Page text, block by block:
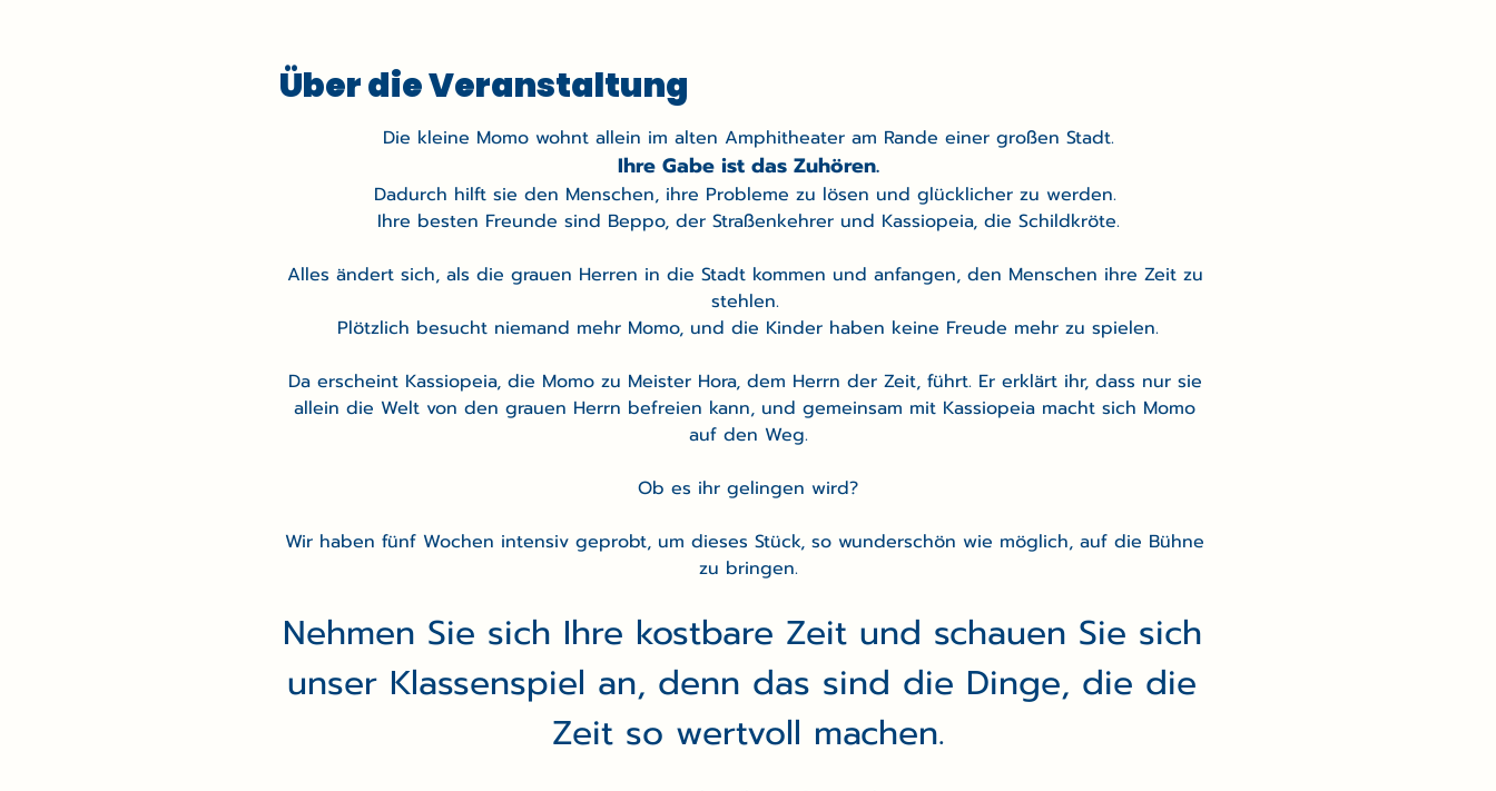
Über die Veranstaltung
Die kleine Momo wohnt allein im alten Amphitheater am Rande einer großen Stadt.
Ihre Gabe ist das Zuhören.
Dadurch hilft sie den Menschen, ihre Probleme zu lösen und glücklicher zu werden.
Ihre besten Freunde sind Beppo, der Straßenkehrer und Kassiopeia, die Schildkröte.
Alles ändert sich, als die grauen Herren in die Stadt kommen und anfangen, den Menschen ihre Zeit zu
stehlen.
Plötzlich besucht niemand mehr Momo, und die Kinder haben keine Freude mehr zu spielen.
Da erscheint Kassiopeia, die Momo zu Meister Hora, dem Herrn der Zeit, führt. Er erklärt ihr, dass nur sie
allein die Welt von den grauen Herrn befreien kann, und gemeinsam mit Kassiopeia macht sich Momo
auf den Weg.
Ob es ihr gelingen wird?
Wir haben fünf Wochen intensiv geprobt, um dieses Stück, so wunderschön wie möglich, auf die Bühne
zu bringen.
Nehmen Sie sich Ihre kostbare Zeit und schauen Sie sich
unser Klassenspiel an, denn das sind die Dinge, die die
Zeit so wertvoll machen.